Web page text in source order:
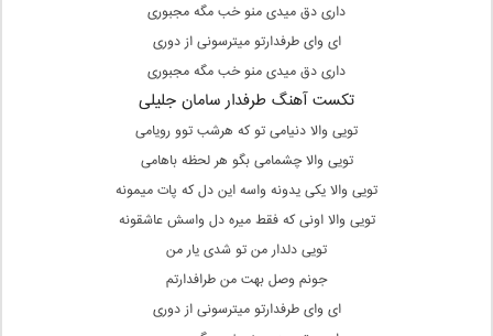
داری دق میدی منو خب مگه مجبوری
ای وای طرفدارتو میترسونی از دوری
داری دق میدی منو خب مگه مجبوری
تکست آهنگ طرفدار سامان جلیلی
تویی والا دنیامی تو که هرشب توو رویامی
تویی والا چشمامی بگو هر لحظه باهامی
تویی والا یکی یدونه واسه این دل که پات میمونه
تویی والا اونی که فقط میره دل واسش عاشقونه
تویی دلدار من تو شدی یار من
جونم وصل بهت من طرافدارتم
ای وای طرفدارتو میترسونی از دوری